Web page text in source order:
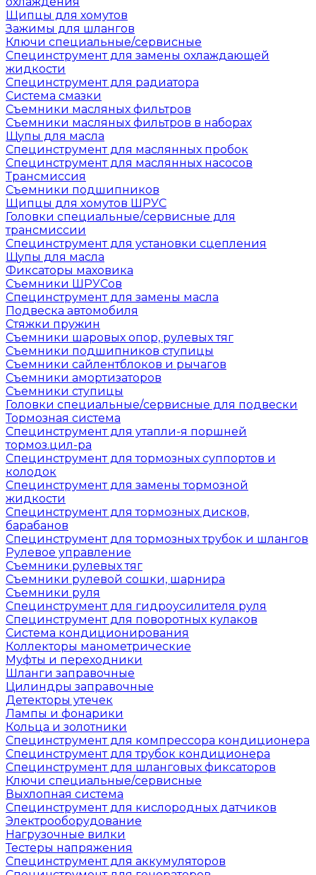
Щипцы для хомутов
Зажимы для шлангов
Ключи специальные/сервисные
Специнструмент для замены охлаждающей
жидкости
Специнструмент для радиатора
Система смазки
Съемники масляных фильтров
Съемники масляных фильтров в наборах
Щупы для масла
Специнструмент для маслянных пробок
Специнструмент для маслянных насосов
Трансмиссия
Съемники подшипников
Щипцы для хомутов ШРУС
Головки специальные/сервисные для
трансмиссии
Специнструмент для установки сцепления
Щупы для масла
Фиксаторы маховика
Съемники ШРУСов
Специнструмент для замены масла
Подвеска автомобиля
Стяжки пружин
Съемники шаровых опор, рулевых тяг
Съемники подшипников ступицы
Съемники сайлентблоков и рычагов
Съемники амортизаторов
Съемники ступицы
Головки специальные/сервисные для подвески
Тормозная система
Специнструмент для утапли-я поршней
тормоз.цил-ра
Специнструмент для тормозных суппортов и
колодок
Специнструмент для замены тормозной
жидкости
Специнструмент для тормозных дисков,
барабанов
Специнструмент для тормозных трубок и шлангов
Рулевое управление
Съемники рулевых тяг
Съемники рулевой сошки, шарнира
Съемники руля
Специнструмент для гидроусилителя руля
Специнструмент для поворотных кулаков
Система кондиционирования
Коллекторы манометрические
Муфты и переходники
Шланги заправочные
Цилиндры заправочные
Детекторы утечек
Лампы и фонарики
Кольца и золотники
Специнструмент для компрессора кондиционера
Специнструмент для трубок кондиционера
Специнструмент для шланговых фиксаторов
Ключи специальные/сервисные
Выхлопная система
Специнструмент для кислородных датчиков
Электрооборудование
Нагрузочные вилки
Тестеры напряжения
Специнструмент для аккумуляторов